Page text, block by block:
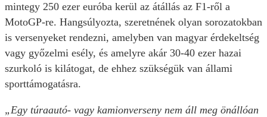
mintegy 250 ezer euróba kerül az átállás az F1-ről a
MotoGP-re. Hangsúlyozta, szeretnének olyan sorozatokban
is versenyeket rendezni, amelyben van magyar érdekeltség
vagy győzelmi esély, és amelyre akár 30-40 ezer hazai
szurkoló is kilátogat, de ehhez szükségük van állami
sporttámogatásra.
„Egy túraautó- vagy kamionverseny nem áll meg önállóan